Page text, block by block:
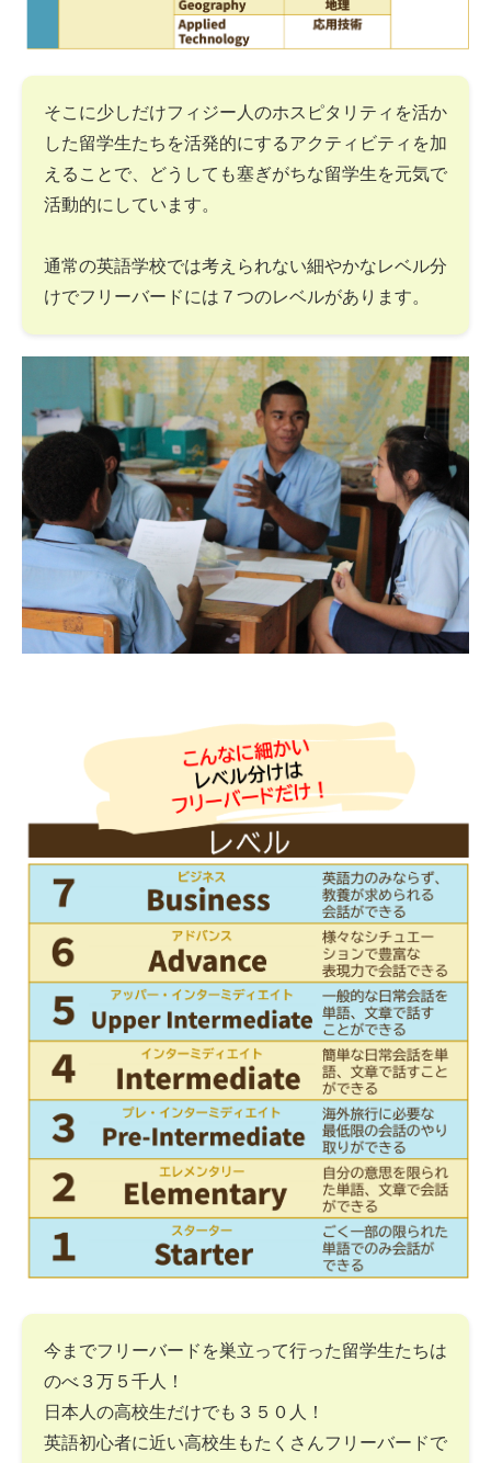
そこに少しだけフィジー人のホスピタリティを活か
した留学生たちを活発的にするアクティビティを加
えることで、どうしても塞ぎがちな留学生を元気で
活動的にしています。
通常の英語学校では考えられない細やかなレベル分
けでフリーバードには７つのレベルがあります。
今までフリーバードを巣立って行った留学生たちは
のべ３万５千人！
日本人の高校生だけでも３５０人！
英語初心者に近い高校生もたくさんフリーバードで